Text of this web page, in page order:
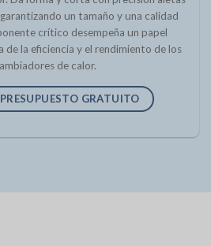
un tamaño y una calidad
crítico desempeña un papel
de la eficiencia y el rendimiento de los
de calor.
GRATUITO